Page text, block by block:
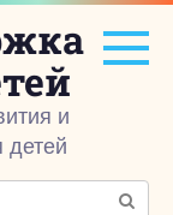
и
детей